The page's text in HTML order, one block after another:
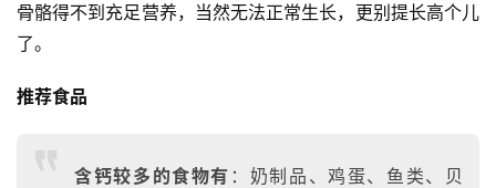
骨骼得不到充足营养，当然无法正常生长，更别提长高个儿
了。
推荐食品
含钙较多的食物有 ：奶制品、鸡蛋、鱼类、贝